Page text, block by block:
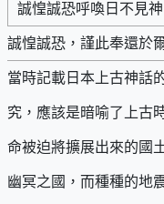
誠惶誠恐呼喚日不見
誠惶誠恐，謹此奉還於
當時記載日本上古神話
究，應該是暗喻了上古
命被迫將擴展出來的國
幽冥之國，而種種的地